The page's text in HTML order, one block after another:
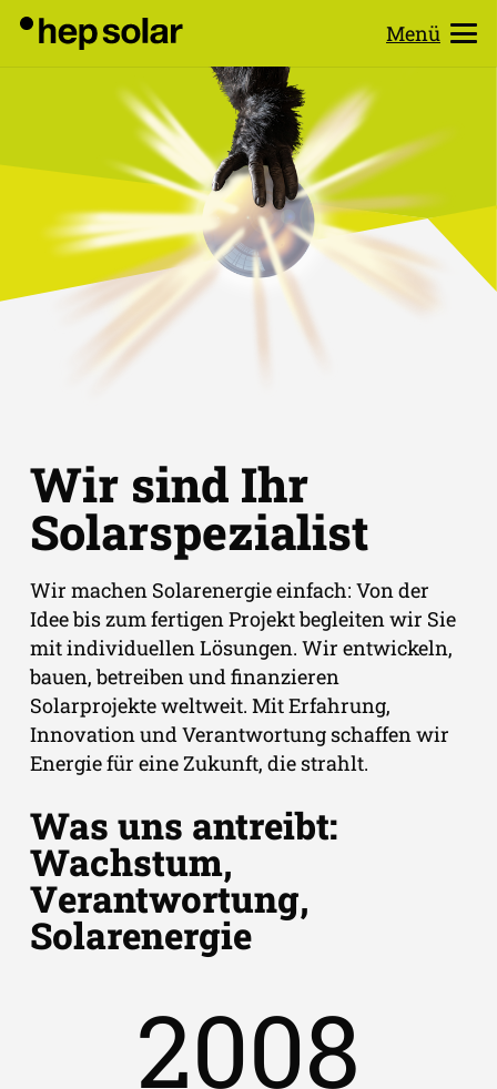
Menü
Wir sind Ihr
Solarspezialist
Wir machen Solarenergie einfach: Von der
Idee bis zum fertigen Projekt begleiten wir Sie
mit individuellen Lösungen. Wir entwickeln,
bauen, betreiben und finanzieren
Solarprojekte weltweit. Mit Erfahrung,
Innovation und Verantwortung schaffen wir
Energie für eine Zukunft, die strahlt.
Was uns antreibt:
Wachstum,
Verantwortung,
Solarenergie
2008